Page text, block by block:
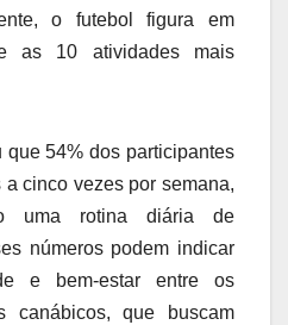
o futebol figura em
as 10 atividades mais
54% dos participantes
cinco vezes por semana,
uma rotina diária de
números podem indicar
e bem-estar entre os
canábicos, que buscam